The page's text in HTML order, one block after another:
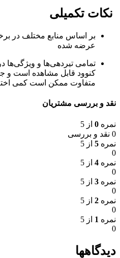
نکات تکمیلی
بر اساس منابع مختلف در
عرضه شده
تمامی تیردهی‌ها و
کنوود قابل مشاهده است و
متفاوت ممکن است کمی
نقد و بررسی مشتریان
نمره 0 از 5
0 نقد و بررسی
نمره 5 از 5
0
نمره 4 از 5
0
نمره 3 از 5
0
نمره 2 از 5
0
نمره 1 از 5
0
دیدگاهها